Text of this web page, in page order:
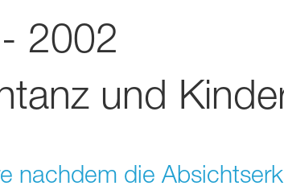
2002
und
nachdem die